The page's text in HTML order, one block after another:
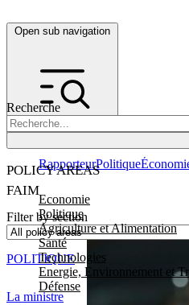
Open sub navigation
Recherche
POLICY AREAS
Economie
Politique
Agriculture et Alimentation
Santé
Technologies
Energie, Environnement et
Défense
RapporteurPolitique
FAIM
Filter by section
La ministre
POLITIQUE